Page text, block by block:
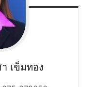
เข็มทอง